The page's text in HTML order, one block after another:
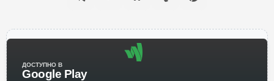
ДОСТУПНО В
Google Play